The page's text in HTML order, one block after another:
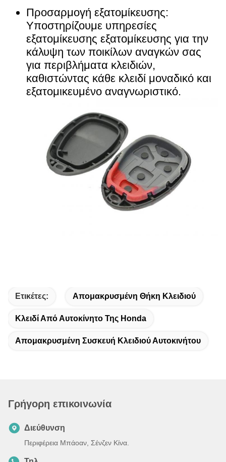
Προσαρμογή εξατομίκευσης:
Υποστηρίζουμε υπηρεσίες
εξατομίκευσης εξατομίκευσης για την
κάλυψη των ποικίλων αναγκών σας
για περιβλήματα κλειδιών,
καθιστώντας κάθε κλειδί μοναδικό και
εξατομικευμένο αναγνωριστικό.
Ετικέτες: Απομακρυσμένη Θήκη Κλειδιού
Κλειδί Από Αυτοκίνητο Της Honda
Απομακρυσμένη Συσκευή Κλειδιού Αυτοκινήτου
Γρήγορη επικοινωνία
Διεύθυνση
Περιφέρεια Μπάοαν, Σένζεν Κίνα.